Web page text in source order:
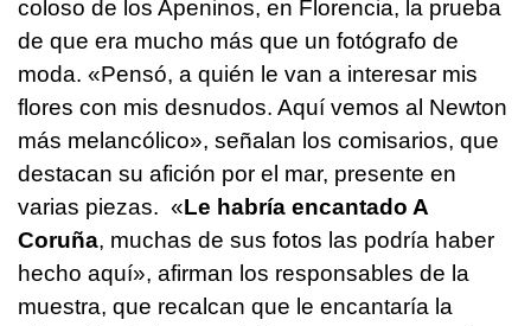
coloso de los Apeninos, en Florencia, la prueba
de que era mucho más que un fotógrafo de
moda. «Pensó, a quién le van a interesar mis
flores con mis desnudos. Aquí vemos al Newton
más melancólico», señalan los comisarios, que
destacan su afición por el mar, presente en
varias piezas. «Le habría encantado A
Coruña, muchas de sus fotos las podría haber
hecho aquí», afirman los responsables de la
muestra, que recalcan que le encantaría la